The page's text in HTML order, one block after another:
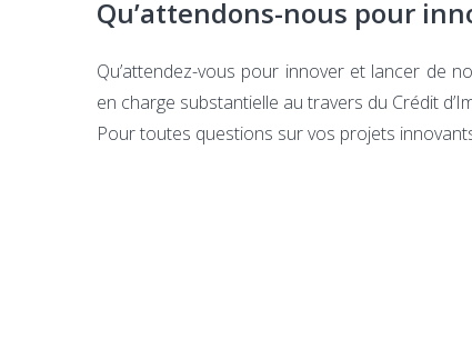
Qu’attendons-nous pour
Qu’attendez-vous pour innover et lancer de
en charge substantielle au travers du Crédit
Pour toutes questions sur vos projets